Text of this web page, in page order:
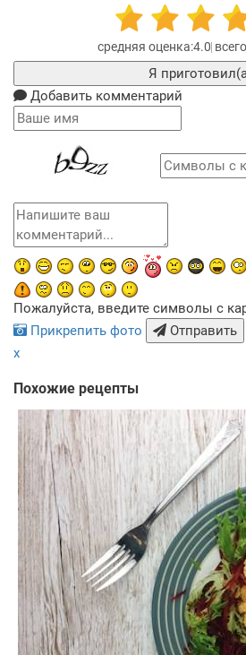
4.0
Я
Добавить комментарий
Пожалуйста, введите символы с
Прикрепить фото
Отправить
x
Похожие рецепты